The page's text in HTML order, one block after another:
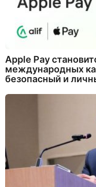
Apple Pay
международных
безопасный и